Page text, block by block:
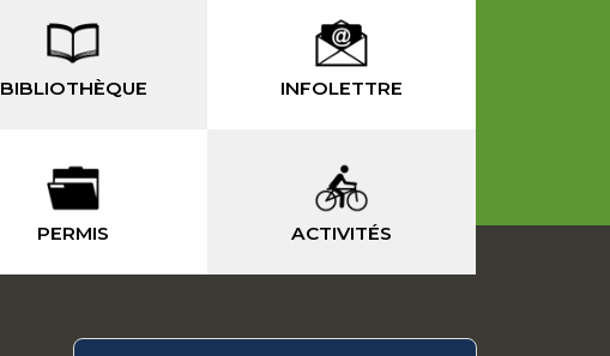
BIBLIOTHÈQUE INFOLETTRE
PERMIS ACTIVITÉS